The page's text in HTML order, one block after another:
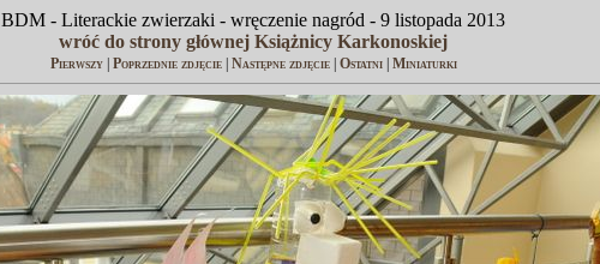
BDM - Literackie zwierzaki - wręczenie nagród - 9 listopada 2013
wróć do strony głównej Książnicy Karkonoskiej
Pierwszy| Poprzednie zdjęcie| Następne zdjęcie| Ostatni| Miniaturki